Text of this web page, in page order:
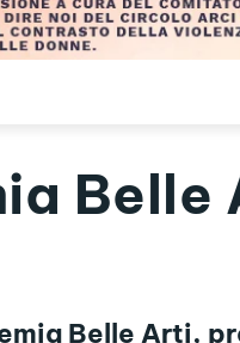
Belle
Belle Arti,